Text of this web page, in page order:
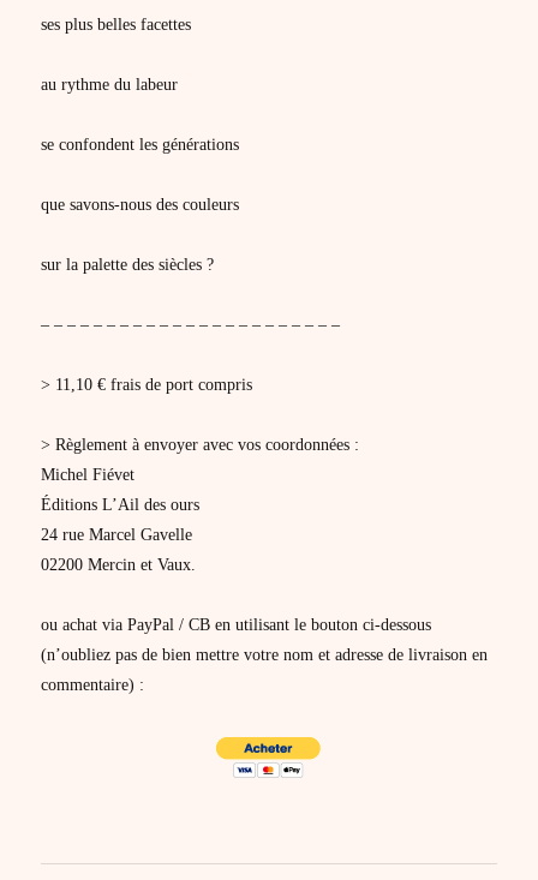
ses plus belles facettes
au rythme du labeur
se confondent les générations
que savons-nous des couleurs
sur la palette des siècles ?
– – – – – – – – – – – – – – – – – – – – – – –
> 11,10 € frais de port compris
> Règlement à envoyer avec vos coordonnées :
Michel Fiévet
Éditions L’Ail des ours
24 rue Marcel Gavelle
02200 Mercin et Vaux.
ou achat via PayPal / CB en utilisant le bouton ci-dessous
(n’oubliez pas de bien mettre votre nom et adresse de livraison en
commentaire) :